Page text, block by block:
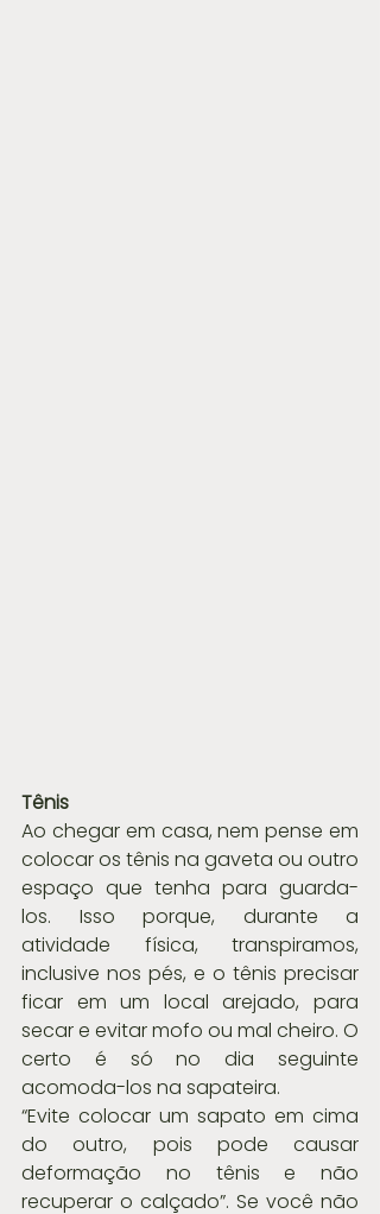
Tênis
Ao chegar em casa, nem pense em
colocar os tênis na gaveta ou outro
espaço que tenha para guarda-
los. Isso porque, durante a
atividade física, transpiramos,
inclusive nos pés, e o tênis precisar
ficar em um local arejado, para
secar e evitar mofo ou mal cheiro. O
certo é só no dia seguinte
acomoda-los na sapateira.
“Evite colocar um sapato em cima
do outro, pois pode causar
deformação no tênis e não
recuperar o calçado”. Se você não